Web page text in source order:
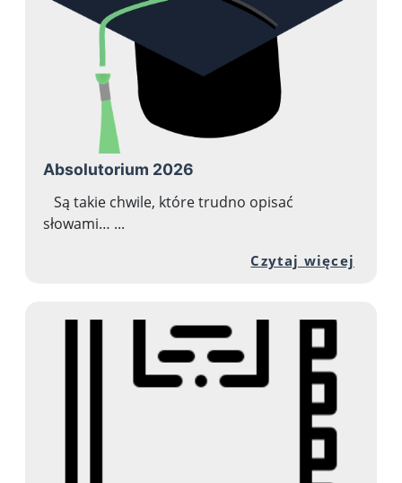
Absolutorium 2026
Są takie chwile, które trudno opisać
słowami… ...
Czytaj więcej